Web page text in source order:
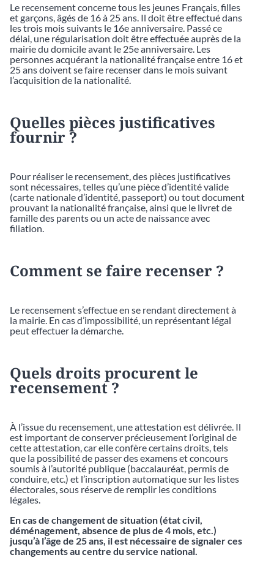
Le recensement concerne tous les jeunes Français, filles
et garçons, âgés de 16 à 25 ans. Il doit être effectué dans
les trois mois suivants le 16e anniversaire. Passé ce
délai, une régularisation doit être effectuée auprès de la
mairie du domicile avant le 25e anniversaire. Les
personnes acquérant la nationalité française entre 16 et
25 ans doivent se faire recenser dans le mois suivant
l’acquisition de la nationalité.
Quelles pièces justificatives
fournir ?
Pour réaliser le recensement, des pièces justificatives
sont nécessaires, telles qu’une pièce d’identité valide
(carte nationale d’identité, passeport) ou tout document
prouvant la nationalité française, ainsi que le livret de
famille des parents ou un acte de naissance avec
filiation.
Comment se faire recenser ?
Le recensement s’effectue en se rendant directement à
la mairie. En cas d’impossibilité, un représentant légal
peut effectuer la démarche.
Quels droits procurent le
recensement ?
À l’issue du recensement, une attestation est délivrée. Il
est important de conserver précieusement l’original de
cette attestation, car elle confère certains droits, tels
que la possibilité de passer des examens et concours
soumis à l’autorité publique (baccalauréat, permis de
conduire, etc.) et l’inscription automatique sur les listes
électorales, sous réserve de remplir les conditions
légales.
En cas de changement de situation (état civil,
déménagement, absence de plus de 4 mois, etc.)
jusqu’à l’âge de 25 ans, il est nécessaire de signaler ces
changements au centre du service national.